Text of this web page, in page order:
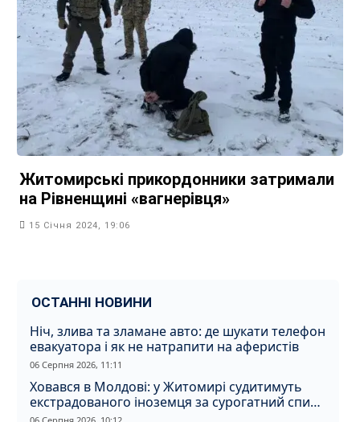
Житомирські прикордонники затримали
на Рівненщині «вагнерівця»
15 Січня 2024, 19:06
ОСТАННІ НОВИНИ
Ніч, злива та зламане авто: де шукати телефон
евакуатора і як не натрапити на аферистів
06 Серпня 2026, 11:11
Ховався в Молдові: у Житомирі судитимуть
екстрадованого іноземця за сурогатний спирт
і відмивання грошей